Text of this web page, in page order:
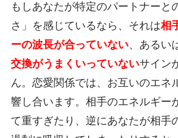
もしあなたが特定のパートナーと
さ」を感じているなら、それは相
ーの波長が合っていない、あるい
交換がうまくいっていないサイン
ん。恋愛関係では、お互いのエネ
響し合います。相手のエネルギー
て重すぎたり、逆にあなたが相手